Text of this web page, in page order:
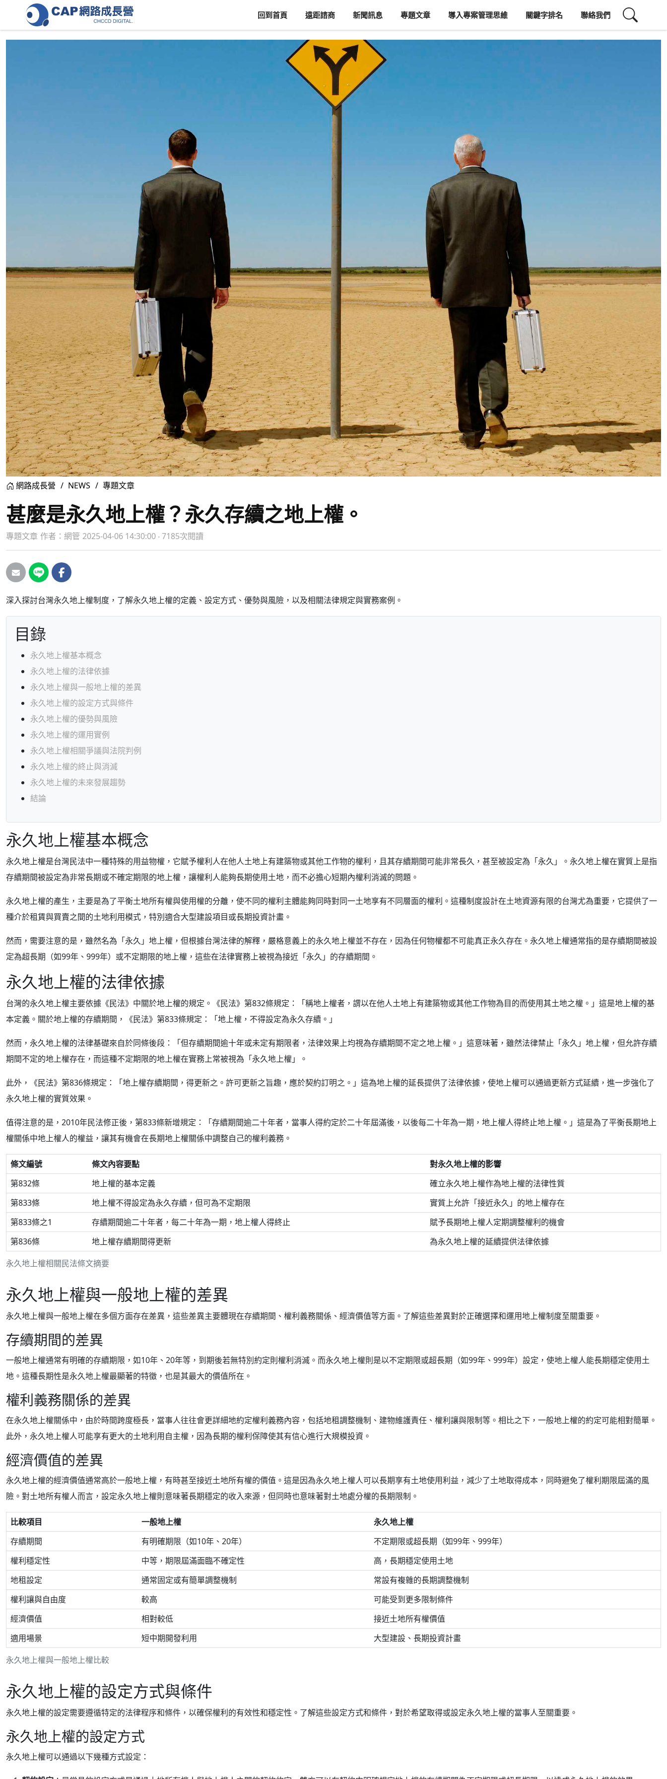
回到首頁 遠距諮商 新聞訊息 專題文章 導入專案管理思維 關鍵字排名 聯絡我們
網路成長營 NEWS 專題文章
甚麼是永久地上權？永久存續之地上權。
專題文章 作者： 網管 2025-04-06 14:30:00 ‧ 7185次閱讀
深入探討台灣永久地上權制度，了解永久地上權的定義、設定方式、優勢與風險，以及相關法律規定與實務案例。
目錄
永久地上權基本概念
永久地上權的法律依據
永久地上權與一般地上權的差異
永久地上權的設定方式與條件
永久地上權的優勢與風險
永久地上權的運用實例
永久地上權相關爭議與法院判例
永久地上權的終止與消滅
永久地上權的未來發展趨勢
結論
永久地上權基本概念
永久地上權是台灣民法中一種特殊的用益物權，它賦予權利人在他人土地上有建築物或其他工作物的權利，且其存續期間可能非常長久，甚至被設定為「永久」。永久地上權在實質上是指
存續期間被設定為非常長期或不確定期限的地上權，讓權利人能夠長期使用土地，而不必擔心短期內權利消滅的問題。
永久地上權的產生，主要是為了平衡土地所有權與使用權的分離，使不同的權利主體能夠同時對同一土地享有不同層面的權利。這種制度設計在土地資源有限的台灣尤為重要，它提供了一
種介於租賃與買賣之間的土地利用模式，特別適合大型建設項目或長期投資計畫。
然而，需要注意的是，雖然名為「永久」地上權，但根據台灣法律的解釋，嚴格意義上的永久地上權並不存在，因為任何物權都不可能真正永久存在。永久地上權通常指的是存續期間被設
定為超長期（如99年、999年）或不定期限的地上權，這些在法律實務上被視為接近「永久」的存續期間。
永久地上權的法律依據
台灣的永久地上權主要依據《民法》中關於地上權的規定。《民法》第832條規定：「稱地上權者，謂以在他人土地上有建築物或其他工作物為目的而使用其土地之權。」這是地上權的基
本定義。關於地上權的存續期間，《民法》第833條規定：「地上權，不得設定為永久存續。」
然而，永久地上權的法律基礎來自於同條後段：「但存續期間逾十年或未定有期限者，法律效果上均視為存續期間不定之地上權。」這意味著，雖然法律禁止「永久」地上權，但允許存續
期間不定的地上權存在，而這種不定期限的地上權在實務上常被視為「永久地上權」。
此外，《民法》第836條規定：「地上權存續期間，得更新之。許可更新之旨趣，應於契約訂明之。」這為地上權的延長提供了法律依據，使地上權可以通過更新方式延續，進一步強化了
永久地上權的實質效果。
值得注意的是，2010年民法修正後，第833條新增規定：「存續期間逾二十年者，當事人得約定於二十年屆滿後，以後每二十年為一期，地上權人得終止地上權。」這是為了平衡長期地上
權關係中地上權人的權益，讓其有機會在長期地上權關係中調整自己的權利義務。
永久地上權相關民法條文摘要
條文編號 條文內容要點
對永久地上權的影響
第832條
地上權的基本定義
確立永久地上權作為地上權的法律性質
第833條
地上權不得設定為永久存續，但可為不定期限
實質上允許「接近永久」的地上權存在
第833條之1
存續期間逾二十年者，每二十年為一期，地上權人得終止
賦予長期地上權人定期調整權利的機會
第836條
地上權存續期間得更新 為永久地上權的延續提供法律依據
永久地上權與一般地上權的差異
永久地上權與一般地上權在多個方面存在差異，這些差異主要體現在存續期間、權利義務關係、經濟價值等方面。了解這些差異對於正確選擇和運用地上權制度至關重要。
存續期間的差異
一般地上權通常有明確的存續期限，如10年、20年等，到期後若無特別約定則權利消滅。而永久地上權則是以不定期限或超長期（如99年、999年）設定，使地上權人能長期穩定使用土
地。這種長期性是永久地上權最顯著的特徵，也是其最大的價值所在。
權利義務關係的差異
在永久地上權關係中，由於時間跨度極長，當事人往往會更詳細地約定權利義務內容，包括地租調整機制、建物維護責任、權利讓與限制等。相比之下，一般地上權的約定可能相對簡單。
此外，永久地上權人可能享有更大的土地利用自主權，因為長期的權利保障使其有信心進行大規模投資。
經濟價值的差異
永久地上權的經濟價值通常高於一般地上權，有時甚至接近土地所有權的價值。這是因為永久地上權人可以長期享有土地使用利益，減少了土地取得成本，同時避免了權利期限屆滿的風
險。對土地所有權人而言，設定永久地上權則意味著長期穩定的收入來源，但同時也意味著對土地處分權的長期限制。
永久地上權與一般地上權比較
比較項目 一般地上權
永久地上權
存續期間
有明確期限（如10年、20年）
不定期限或超長期（如99年、999年）
權利穩定性
中等，期限屆滿面臨不確定性
高，長期穩定使用土地
地租設定
通常固定或有簡單調整機制
常設有複雜的長期調整機制
權利讓與自由度
較高
可能受到更多限制條件
經濟價值
相對較低
接近土地所有權價值
適用場景
短中期開發利用 大型建設、長期投資計畫
永久地上權的設定方式與條件
永久地上權的設定需要遵循特定的法律程序和條件，以確保權利的有效性和穩定性。了解這些設定方式和條件，對於希望取得或設定永久地上權的當事人至關重要。
永久地上權的設定方式
永久地上權可以通過以下幾種方式設定：